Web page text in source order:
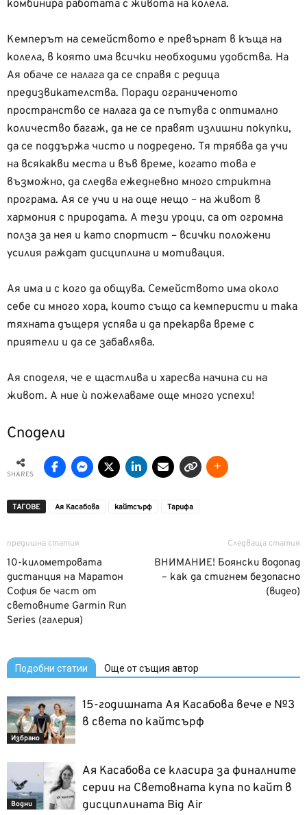
комбинира работата с живота на колела.
Кемперът на семейството е превърнат в къща на
колела, в която има всички необходими удобства. На
Ая обаче се налага да се справя с редица
предизвикателства. Поради ограниченото
пространство се налага да се пътува с оптимално
количество багаж, да не се правят излишни покупки,
да се поддържа чисто и подредено. Тя трябва да учи
на всякакви места и във време, когато това е
възможно, да следва ежедневно много стриктна
програма. Ая се учи и на още нещо – на живот в
хармония с природата. А тези уроци, са от огромна
полза за нея и като спортист – всички положени
усилия раждат дисциплина и мотивация.
Ая има и с кого да общува. Семейството има около
себе си много хора, които също са кемперисти и така
тяхната дъщеря успява и да прекарва време с
приятели и да се забавлява.
Ая споделя, че е щастлива и харесва начина си на
живот. А ние ѝ пожелаваме още много успехи!
Сподели
SHARES
ТАГОВЕ Ая Касабова кайтсърф Тарифа
предишна статия
10-километровата
дистанция на Маратон
София бе част от
световните Garmin Run
Series (галерия)
Следваща статия
ВНИМАНИЕ! Боянски водопад
– как да стигнем безопасно
(видео)
Подобни статии Още от същия автор
Избрано
15-годишната Ая Касабова вече е №3
в света по кайтсърф
Водни
Ая Касабова се класира за финалните
серии на Световната купа по кайт в
дисциплината Big Air